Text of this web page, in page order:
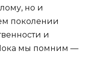
но и
поколении
и
мы помним —